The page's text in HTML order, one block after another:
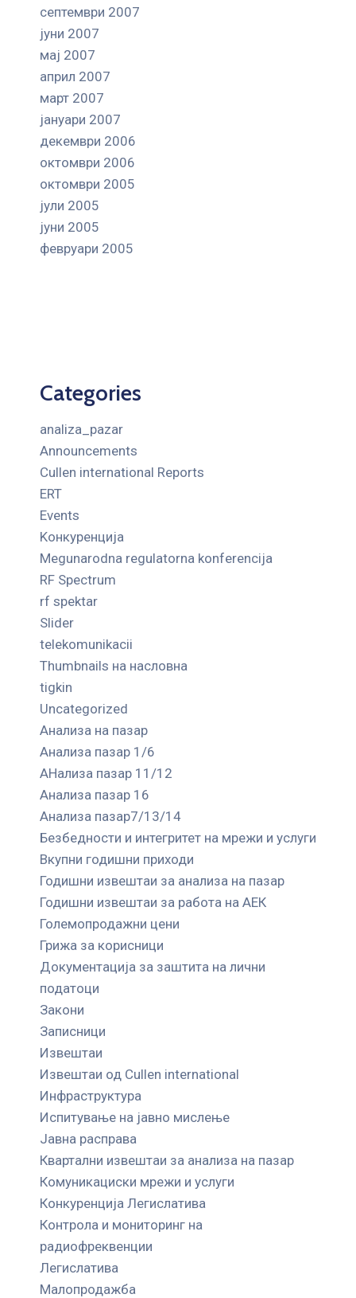
септември 2007
јуни 2007
мај 2007
април 2007
март 2007
јануари 2007
декември 2006
октомври 2006
октомври 2005
јули 2005
јуни 2005
февруари 2005
Categories
analiza_pazar
Announcements
Cullen international Reports
ERT
Events
Kонкуренција
Megunarodna regulatorna konferencija
RF Spectrum
rf spektar
Slider
telekomunikacii
Thumbnails на насловна
tigkin
Uncategorized
Анализа на пазар
Анализа пазар 1/6
АНализа пазар 11/12
Анализа пазар 16
Анализа пазар7/13/14
Безбедности и интегритет на мрежи и услуги
Вкупни годишни приходи
Годишни извештаи за анализа на пазар
Годишни извештаи за работа на АЕК
Големопродажни цени
Грижа за корисници
Документација за заштита на лични
податоци
Закони
Записници
Извештаи
Извештаи од Cullen international
Инфраструктура
Испитување на јавно мислење
Јавна расправа
Квартални извештаи за анализа на пазар
Комуникациски мрежи и услуги
Конкуренција Легислатива
Контрола и мониторинг на
радиофреквенции
Легислатива
Малопродажба